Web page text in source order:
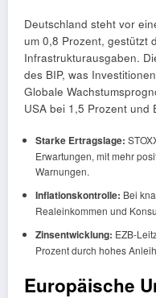
Deutschland steht vor
um 0,8 Prozent, gestützt
Infrastrukturausgaben.
des BIP, was
Globale
USA bei 1,5 Prozent und
Starke Ertragslage:
Erwartungen, mit mehr
Warnungen.
Inflationskontrolle: Bei
Realeinkommen und
Zinsentwicklung: EZB-
Prozent durch hohes
Europäische